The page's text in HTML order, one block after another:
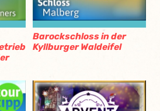
Barockschloss in der
Kyllburger Waldeifel